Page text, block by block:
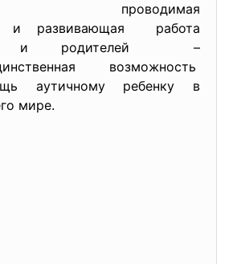
проводимая
и развивающая работа
и родителей –
возможность
аутичному ребенку в
мире.